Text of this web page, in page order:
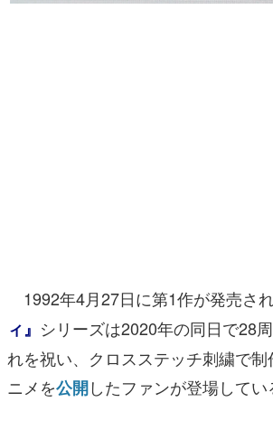
女性向け
アプリレビュー
その他
1992年4月27日に第1作が発売さ
ィ』 シリーズは2020年の同日で28
れを祝い、クロスステッチ刺繍で
ニメを公開したファンが登場してい